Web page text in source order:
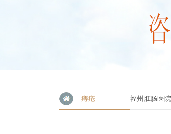
痔疮 福州肛肠医